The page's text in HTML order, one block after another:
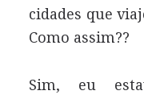
cidades que
Como assim??
Sim, eu